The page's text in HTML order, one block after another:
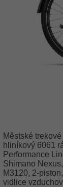
Městské
hliníkový 6061
Performance
Shimano
M3120, 2-
vidlice